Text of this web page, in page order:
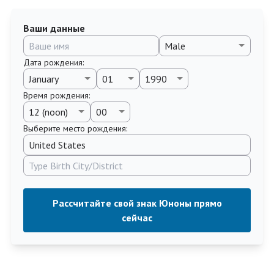
Ваши данные
Дата рождения:
Время рождения:
Выберите место рождения:
Рассчитайте свой знак Юноны прямо
сейчас